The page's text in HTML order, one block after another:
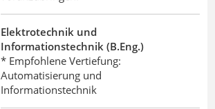
Elektrotechnik und
Informationstechnik (B.Eng.)
* Empfohlene Vertiefung:
Automatisierung und
Informationstechnik